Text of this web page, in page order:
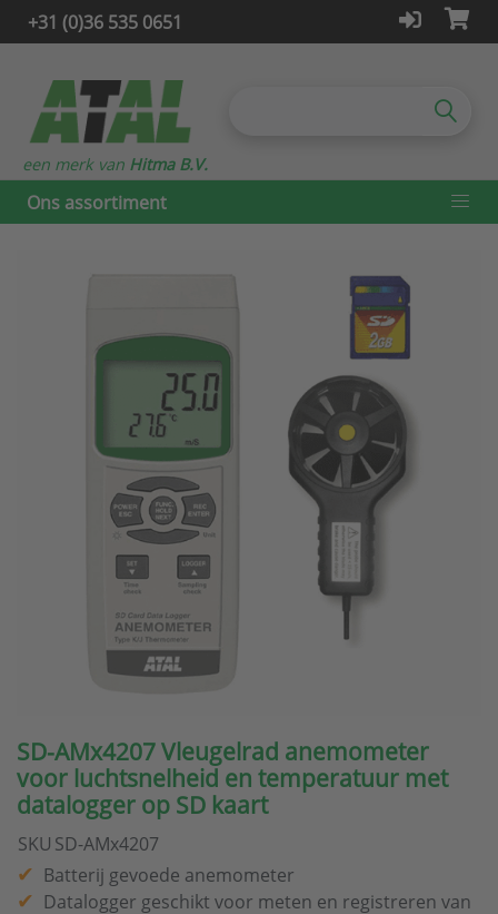
+31 (0)36 535 0651
Ons assortiment
een merk van Hitma B.V.
SD-AMx4207 Vleugelrad anemometer
voor luchtsnelheid en temperatuur met
datalogger op SD kaart
SKU SD-AMx4207
Batterij gevoede anemometer
Datalogger geschikt voor meten en registreren van